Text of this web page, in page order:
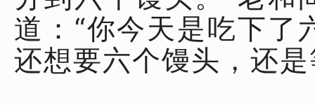
道：“你今天是吃下了
还想要六个馒头，还